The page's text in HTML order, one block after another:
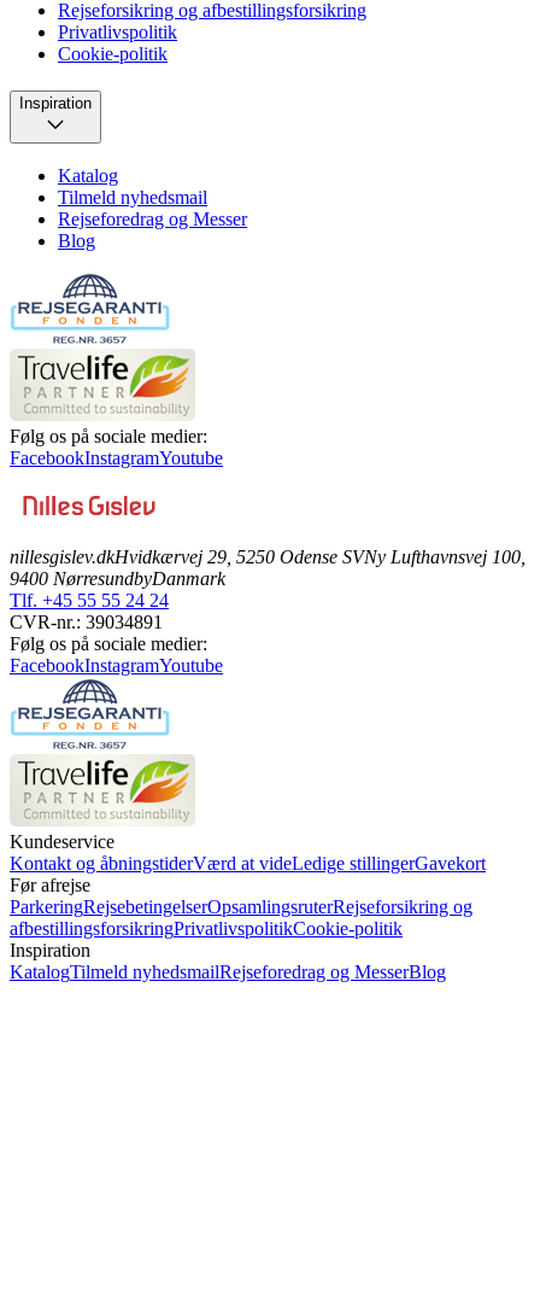
Rejseforsikring og afbestillingsforsikring
Privatlivspolitik
Cookie-politik
Inspiration
Katalog
Tilmeld nyhedsmail
Rejseforedrag og Messer
Blog
Følg os på sociale medier:
FacebookInstagramYoutube
nillesgislev.dkHvidkærvej 29, 5250 Odense SVNy Lufthavnsvej 100,
9400 NørresundbyDanmark
Tlf. +45 55 55 24 24
CVR-nr.: 39034891
Følg os på sociale medier:
FacebookInstagramYoutube
Kundeservice
Kontakt og åbningstiderVærd at videLedige stillingerGavekort
Før afrejse
ParkeringRejsebetingelserOpsamlingsruterRejseforsikring og
afbestillingsforsikringPrivatlivspolitikCookie-politik
Inspiration
KatalogTilmeld nyhedsmailRejseforedrag og MesserBlog